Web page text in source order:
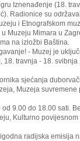
Iznenađenje (18.
Radionice su
i Etnografskom
Muzeju Mimara u
na izložbi Baština.
- Muzej je
18. travnja - 18.
sjećanja
Muzeja suvremene
9.00 do 18.00 sati.
Kulturno
radijska emisija